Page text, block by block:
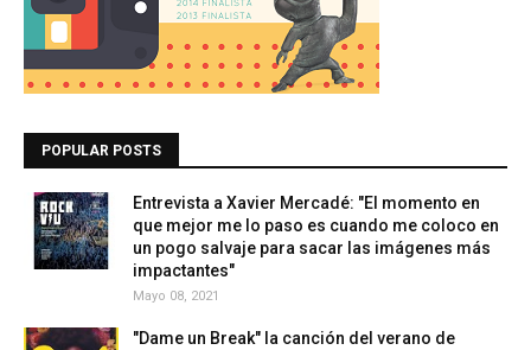
POPULAR POSTS
Entrevista a Xavier Mercadé: "El momento en
que mejor me lo paso es cuando me coloco en
un pogo salvaje para sacar las imágenes más
impactantes"
Mayo 08, 2021
"Dame un Break" la canción del verano de